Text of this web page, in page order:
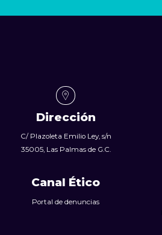
Dirección
C/ Plazoleta Emilio Ley, s/n
35005, Las Palmas de G.C.
Canal Ético
Portal de denuncias